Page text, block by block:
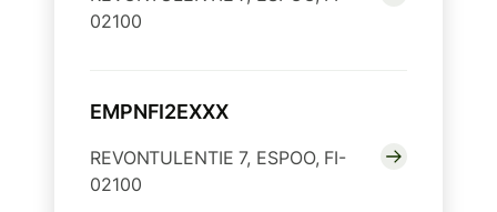
02100
EMPNFI2EXXX
REVONTULENTIE 7, ESPOO, FI-
02100